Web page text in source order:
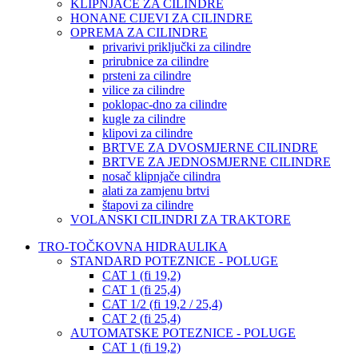
KLIPNJAČE ZA CILINDRE
HONANE CIJEVI ZA CILINDRE
OPREMA ZA CILINDRE
privarivi priključki za cilindre
prirubnice za cilindre
prsteni za cilindre
vilice za cilindre
poklopac-dno za cilindre
kugle za cilindre
klipovi za cilindre
BRTVE ZA DVOSMJERNE CILINDRE
BRTVE ZA JEDNOSMJERNE CILINDRE
nosač klipnjače cilindra
alati za zamjenu brtvi
štapovi za cilindre
VOLANSKI CILINDRI ZA TRAKTORE
TRO-TOČKOVNA HIDRAULIKA
STANDARD POTEZNICE - POLUGE
CAT 1 (fi 19,2)
CAT 1 (fi 25,4)
CAT 1/2 (fi 19,2 / 25,4)
CAT 2 (fi 25,4)
AUTOMATSKE POTEZNICE - POLUGE
CAT 1 (fi 19,2)